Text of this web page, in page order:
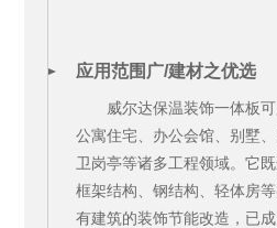
应用范围广/建材之优选
威尔达保温装饰一体板
公寓住宅、办公会馆、别墅
卫岗亭等诸多工程领域。它
框架结构、钢结构、轻体房
有建筑的装饰节能改造，已